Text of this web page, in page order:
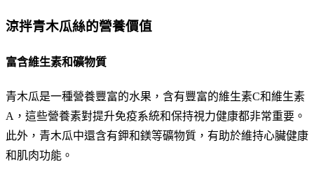
涼拌青木瓜絲的營養價值
富含維生素和礦物質
青木瓜是一種營養豐富的水果，含有豐富的維生素C和維生素
A，這些營養素對提升免疫系統和保持視力健康都非常重要。
此外，青木瓜中還含有鉀和鎂等礦物質，有助於維持心臟健康
和肌肉功能。